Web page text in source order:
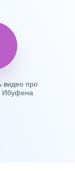
видео про
Ибуфена